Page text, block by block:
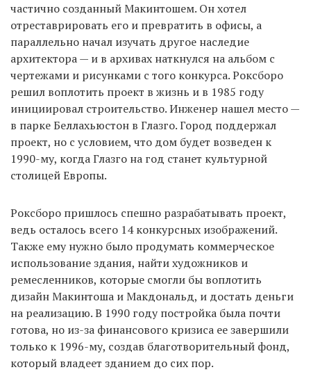
частично созданный Макинтошем. Он хотел
отреставрировать его и превратить в офисы, а
параллельно начал изучать другое наследие
архитектора — и в архивах наткнулся на альбом с
чертежами и рисунками с того конкурса. Роксборо
решил воплотить проект в жизнь и в 1985 году
инициировал строительство. Инженер нашел место —
в парке Беллахьюстон в Глазго. Город поддержал
проект, но с условием, что дом будет возведен к
1990-му, когда Глазго на год станет культурной
столицей Европы.
Роксборо пришлось спешно разрабатывать проект,
ведь осталось всего 14 конкурсных изображений.
Также ему нужно было продумать коммерческое
использование здания, найти художников и
ремесленников, которые смогли бы воплотить
дизайн Макинтоша и Макдональд, и достать деньги
на реализацию. В 1990 году постройка была почти
готова, но из-за финансового кризиса ее завершили
только к 1996-му, создав благотворительный фонд,
который владеет зданием до сих пор.